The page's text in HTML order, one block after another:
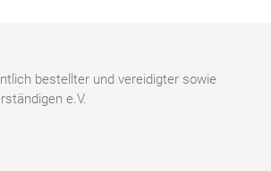
bestellter und vereidigter sowie
e.V.